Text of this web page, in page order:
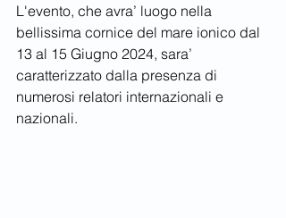
L'evento, che avra’ luogo nella
bellissima cornice del mare ionico dal
13 al 15 Giugno 2024, sara’
caratterizzato dalla presenza di
numerosi relatori internazionali e
nazionali.